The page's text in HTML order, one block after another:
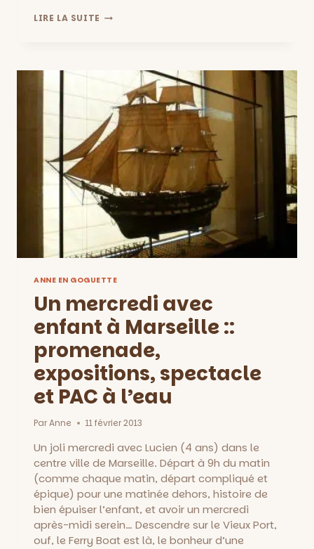
LIRE LA SUITE LES
MARSEILLE
VERSION
MARSEILLE
EN
GOGUETTE
ANNE EN GOGUETTE
Un mercredi avec
enfant à Marseille ::
promenade,
expositions, spectacle
et PAC à l’eau
ParAnne 11 février 2013
Un joli mercredi avec Lucien (4 ans) dans le
centre ville de Marseille. Départ à 9h du matin
(comme chaque matin, départ compliqué et
épique) pour une matinée dehors, histoire de
bien épuiser l’enfant, et avoir un mercredi
après-midi serein… Descendre sur le Vieux Port,
ouf, le Ferry Boat est là, le bonheur d’une